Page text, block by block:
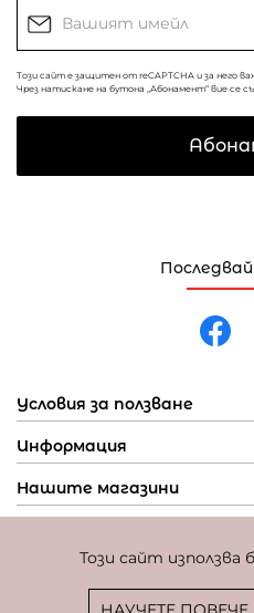
Този сайт използва
Условия за ползване
Информация
Нашите магазини
Този сайт е защитен от reCAPTCHA и за него
Чрез натискане на бутона „Абонамент“ вие се
Фиксиран курс за